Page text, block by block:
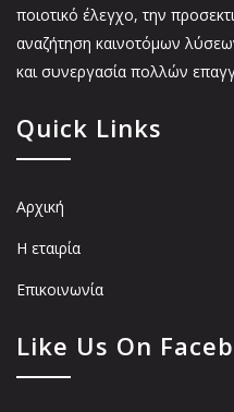
ποιοτικό έλεγχο, την
αναζήτηση καινοτόμων
και συνεργασία πολλών
Quick Links
Αρχική
Η εταιρία
Επικοινωνία
Like Us On